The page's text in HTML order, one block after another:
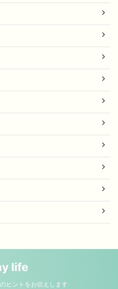
life
ヒントをお伝えします